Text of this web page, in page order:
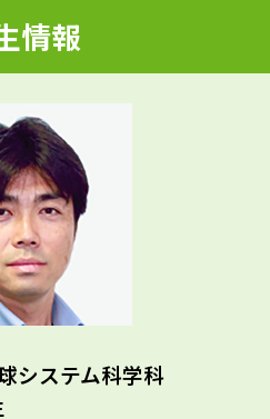
o
情報
システム科学科